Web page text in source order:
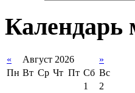
Календарь
« Август 2026
»
Пн Вт Ср Чт Пт Сб Вс
1
2